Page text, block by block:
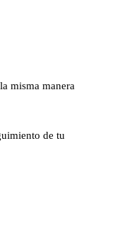
misma manera
de tu